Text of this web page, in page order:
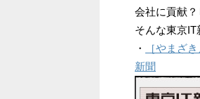
会社に貢献
そんな東京IT
・
［やまざ
新聞